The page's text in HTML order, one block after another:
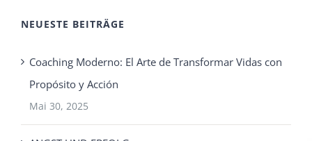
NEUESTE BEITRÄGE
Coaching Moderno: El Arte de Transformar Vidas con
Propósito y Acción
Mai 30, 2025